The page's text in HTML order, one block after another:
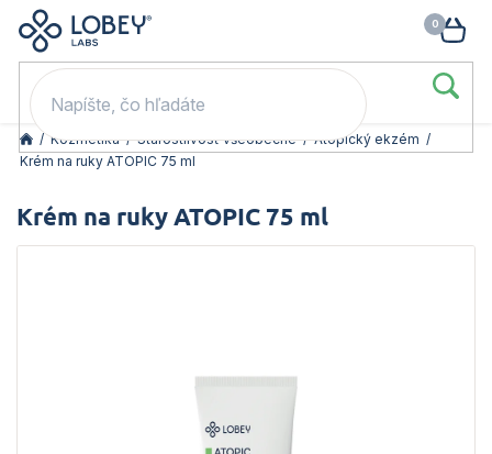
Prejsť
obsah
kódom LOB20 (nad 80 eur). 👉
/ Kozmetika / Starostlivosť všeobecne / Atopický ekzém /
Krém na ruky ATOPIC 75 ml
Krém na ruky ATOPIC 75 ml